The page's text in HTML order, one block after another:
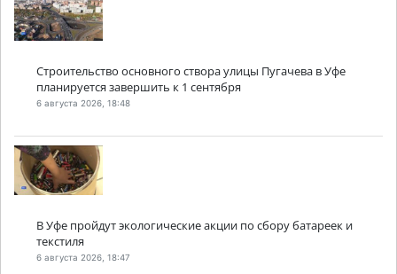
Строительство основного створа улицы Пугачева в Уфе
планируется завершить к 1 сентября
6 августа 2026, 18:48
В Уфе пройдут экологические акции по сбору батареек и
текстиля
6 августа 2026, 18:47